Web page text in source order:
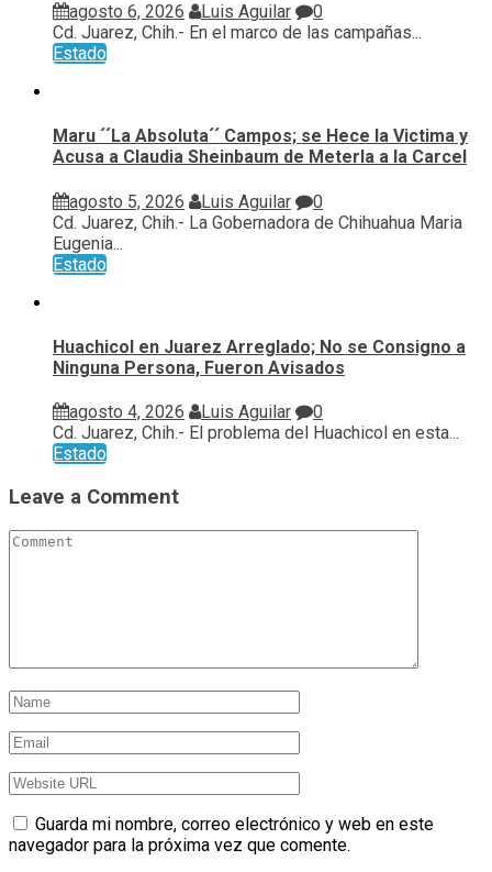
agosto 6, 2026 Luis Aguilar
0
Cd. Juarez, Chih.- En el marco de las campañas...
Estado
Maru ´´La Absoluta´´ Campos; se Hece la Victima y
Acusa a Claudia Sheinbaum de Meterla a la Carcel
agosto 5, 2026 Luis Aguilar
0
Cd. Juarez, Chih.- La Gobernadora de Chihuahua Maria
Eugenia...
Estado
Huachicol en Juarez Arreglado; No se Consigno a
Ninguna Persona, Fueron Avisados
agosto 4, 2026 Luis Aguilar
0
Cd. Juarez, Chih.- El problema del Huachicol en esta...
Estado
Leave a Comment
Guarda mi nombre, correo electrónico y web en este
navegador para la próxima vez que comente.